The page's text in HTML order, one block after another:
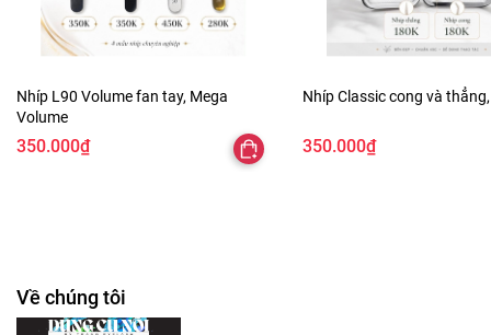
Nhíp L90 Volume fan tay, Mega
Volume
350.000₫
Nhíp Classic cong và
350.000₫
Về chúng tôi